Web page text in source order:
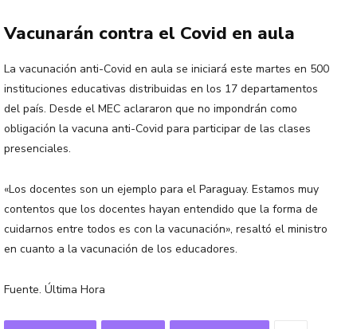
Vacunarán contra el Covid en aula
La vacunación anti-Covid en aula se iniciará este martes en 500
instituciones educativas distribuidas en los 17 departamentos
del país. Desde el MEC aclararon que no impondrán como
obligación la vacuna anti-Covid para participar de las clases
presenciales.
«Los docentes son un ejemplo para el Paraguay. Estamos muy
contentos que los docentes hayan entendido que la forma de
cuidarnos entre todos es con la vacunación», resaltó el ministro
en cuanto a la vacunación de los educadores.
Fuente. Última Hora